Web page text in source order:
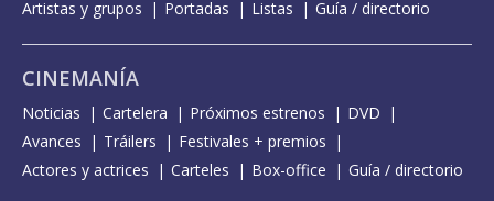
Artistas y grupos
Portadas Listas Guía / directorio
CINEMANÍA
Noticias Cartelera Próximos estrenos
DVD
Avances
Tráilers
Festivales + premios
Actores y actrices
Carteles Box-office Guía / directorio